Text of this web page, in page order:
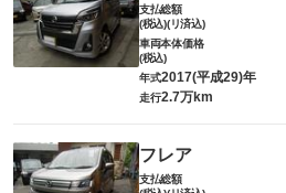
支払総額
(税込)(リ済込)
車両本体価格
(税込)
年式2017(平成29)年
走行2.7万km
フレア
支払総額